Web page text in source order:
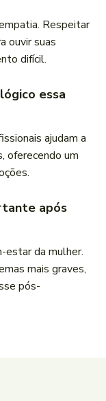
Respeitar
ouvir suas
difícil.
essa
ajudam a
oferecendo um
após
estar da mulher.
mais graves,
pós-